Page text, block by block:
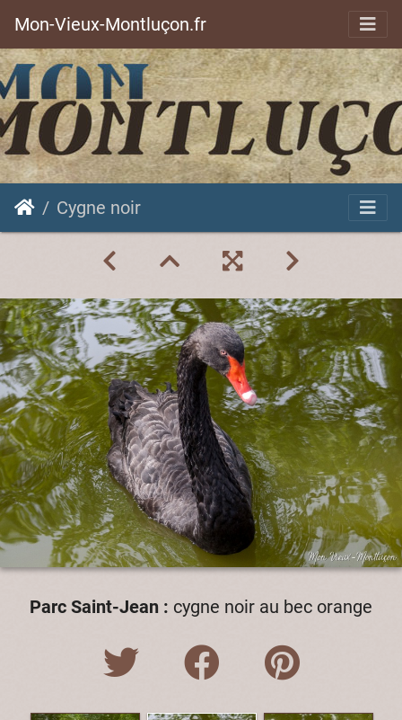
Mon-Vieux-Montluçon.fr
Cygne noir
Parc Saint-Jean : cygne noir au bec orange